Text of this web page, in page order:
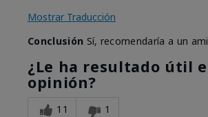
Mostrar Traducción
Conclusión Sí, recomendaría a un
¿Le ha resultado útil
opinión?
11 1